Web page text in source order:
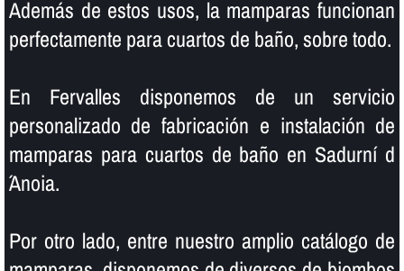
Además de estos usos, la mamparas funcionan
perfectamente para cuartos de baño, sobre todo.
En Fervalles disponemos de un servicio
personalizado de fabricación e instalación de
mamparas para cuartos de baño en Sadurní d
´Anoia.
Por otro lado, entre nuestro amplio catálogo de